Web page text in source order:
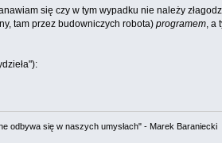
się czy w tym wypadku nie należy
tam przez budowniczych robota) programem, a
odbywa się w naszych umysłach" - Marek Baraniecki